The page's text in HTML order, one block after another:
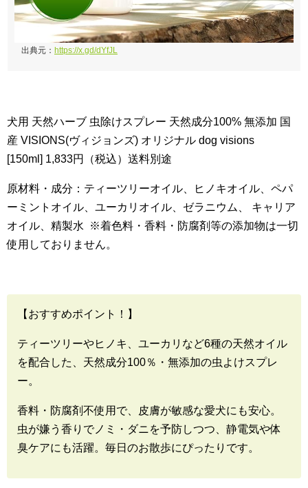
出典元： https://x.gd/dYfJL
犬用 天然ハーブ 虫除けスプレー 天然成分100% 無添加 国
産 VISIONS(ヴィジョンズ) オリジナル dog visions
[150ml] 1,833円（税込）送料別途
原材料・成分：ティーツリーオイル、ヒノキオイル、ペパ
ーミントオイル、ユーカリオイル、ゼラニウム、 キャリア
オイル、精製水 ※着色料・香料・防腐剤等の添加物は一切
使用しておりません。
【おすすめポイント！】
ティーツリーやヒノキ、ユーカリなど6種の天然オイル
を配合した、天然成分100％・無添加の虫よけスプレ
ー。
香料・防腐剤不使用で、皮膚が敏感な愛犬にも安心。
虫が嫌う香りでノミ・ダニを予防しつつ、静電気や体
臭ケアにも活躍。毎日のお散歩にぴったりです。